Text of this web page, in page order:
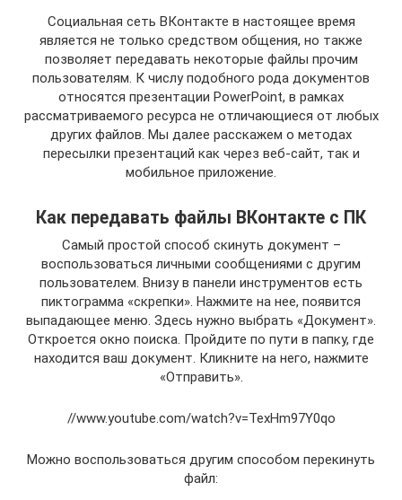
Социальная сеть ВКонтакте в настоящее время
является не только средством общения, но также
позволяет передавать некоторые файлы прочим
пользователям. К числу подобного рода документов
относятся презентации PowerPoint, в рамках
рассматриваемого ресурса не отличающиеся от любых
других файлов. Мы далее расскажем о методах
пересылки презентаций как через веб-сайт, так и
мобильное приложение.
Как передавать файлы ВКонтакте с ПК
Самый простой способ скинуть документ –
воспользоваться личными сообщениями с другим
пользователем. Внизу в панели инструментов есть
пиктограмма «скрепки». Нажмите на нее, появится
выпадающее меню. Здесь нужно выбрать «Документ».
Откроется окно поиска. Пройдите по пути в папку, где
находится ваш документ. Кликните на него, нажмите
«Отправить».
//www.youtube.com/watch?v=TexHm97Y0qo
Можно воспользоваться другим способом перекинуть
файл: